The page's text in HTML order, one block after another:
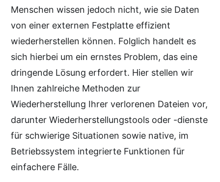
Menschen wissen jedoch nicht, wie sie Daten
von einer externen Festplatte effizient
wiederherstellen können. Folglich handelt es
sich hierbei um ein ernstes Problem, das eine
dringende Lösung erfordert. Hier stellen wir
Ihnen zahlreiche Methoden zur
Wiederherstellung Ihrer verlorenen Dateien vor,
darunter Wiederherstellungstools oder -dienste
für schwierige Situationen sowie native, im
Betriebssystem integrierte Funktionen für
einfachere Fälle.